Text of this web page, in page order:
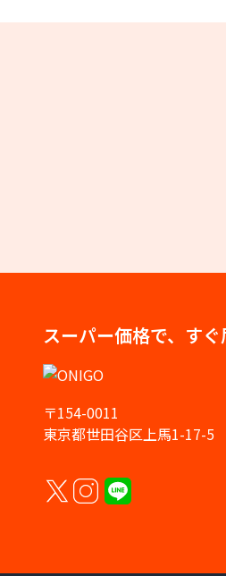
スーパー価格で、すぐ
〒154-0011
東京都世田谷区上馬1-17-5